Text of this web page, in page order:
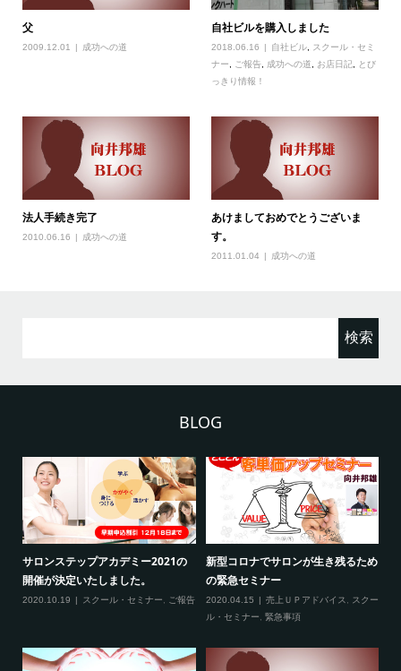
父
2009.12.01 成功への道
自社ビルを購入しました
2018.06.16 自社ビル
スクール・セミ
ナー
ご報告 成功への道 お店日記
とび
っきり情報！
法人手続き完了
2010.06.16 成功への道
あけましておめでとうございま
す。
2011.01.04 成功への道
BLOG
サロンステップアカデミー2021の
開催が決定いたしました。
2020.10.19 スクール・セミナー ご報告
新型コロナでサロンが生き残るため
の緊急セミナー
2020.04.15 売上ＵＰアドバイス
スクー
ル・セミナー
緊急事項